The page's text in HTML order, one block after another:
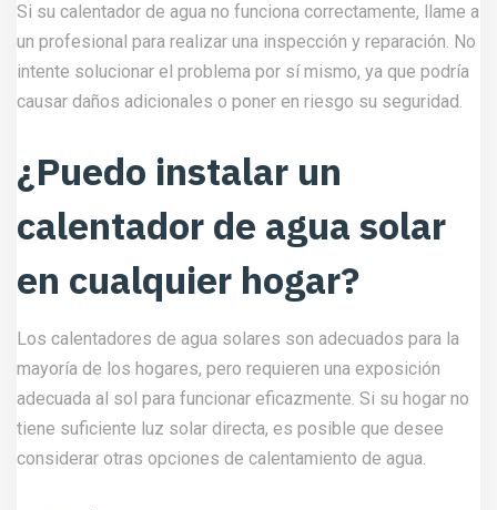
Si su calentador de agua no funciona correctamente, llame a
un profesional para realizar una inspección y reparación. No
intente solucionar el problema por sí mismo, ya que podría
causar daños adicionales o poner en riesgo su seguridad.
¿Puedo instalar un
calentador de agua solar
en cualquier hogar?
Los calentadores de agua solares son adecuados para la
mayoría de los hogares, pero requieren una exposición
adecuada al sol para funcionar eficazmente. Si su hogar no
tiene suficiente luz solar directa, es posible que desee
considerar otras opciones de calentamiento de agua.